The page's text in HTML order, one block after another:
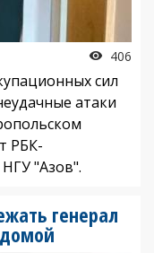
406
сил
атаки
РБК-
"Азов".
генерал